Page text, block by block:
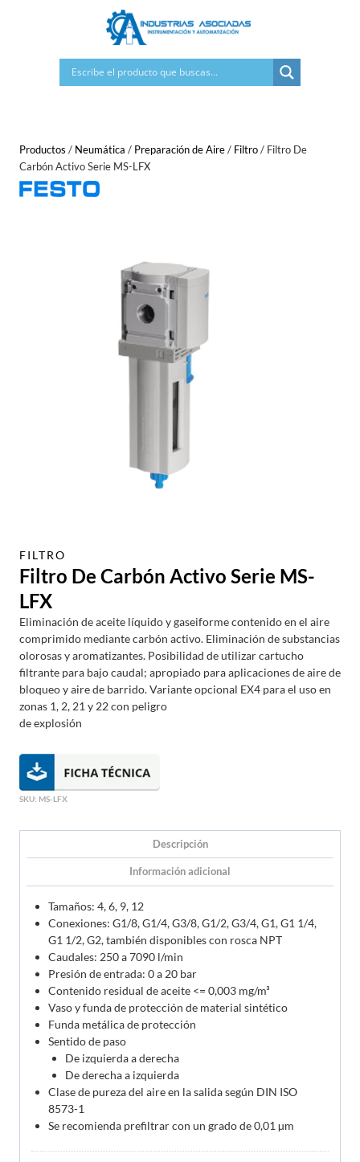
Productos / Neumática / Preparación de Aire/ Filtro/ Filtro De
Carbón Activo Serie MS-LFX
FILTRO
Filtro De Carbón Activo Serie MS-
LFX
Eliminación de aceite líquido y gaseiforme contenido en el aire
comprimido mediante carbón activo. Eliminación de substancias
olorosas y aromatizantes. Posibilidad de utilizar cartucho
filtrante para bajo caudal; apropiado para aplicaciones de aire de
bloqueo y aire de barrido. Variante opcional EX4 para el uso en
zonas 1, 2, 21 y 22 con peligro
de explosión
SKU: MS-LFX
Descripción
Información adicional
Tamaños: 4, 6, 9, 12
Conexiones: G1/8, G1/4, G3/8, G1/2, G3/4, G1, G1 1/4,
G1 1/2, G2, también disponibles con rosca NPT
Caudales: 250 a 7090 l/min
Presión de entrada: 0 a 20 bar
Contenido residual de aceite <= 0,003 mg/m³
Vaso y funda de protección de material sintético
Funda metálica de protección
Sentido de paso
De izquierda a derecha
De derecha a izquierda
Clase de pureza del aire en la salida según DIN ISO
8573-1
Se recomienda prefiltrar con un grado de 0,01 µm